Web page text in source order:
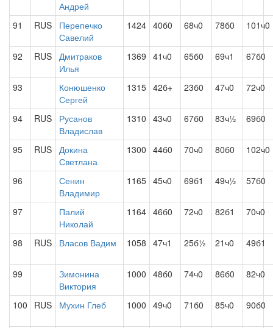
Андрей
91 RUS
Перепечко
Савелий
1424 40б0 68ч0 78б0 101ч0
92 RUS Дмитраков
Илья
1369 41ч0 65б0 69ч1 67б0
93
Конюшенко
Сергей
1315 42б+ 23б0 47ч0 72ч0
94 RUS
Русанов
Владислав
1310 43ч0 67б0 83ч½ 69б0
95 RUS Докина
Светлана
1300 44б0 70ч0 80б0 102ч0
96
Сенин
Владимир
1165 45ч0 69б1 49ч½ 57б0
97
Палий
Николай
1164 46б0 72ч0 82б1 70ч0
98 RUS Власов Вадим 1058 47ч1 25б½ 21ч0 49б1
99
Зимонина
Виктория
1000 48б0 74ч0 86б0 82ч0
100 RUS Мухин Глеб 1000 49ч0 71б0 85ч0 90б0